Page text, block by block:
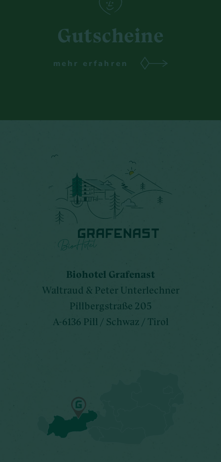
Gutscheine
mehr erfahren
Biohotel Grafenast
Waltraud & Peter Unterlechner
Pillbergstraße 205
A-6136 Pill / Schwaz / Tirol